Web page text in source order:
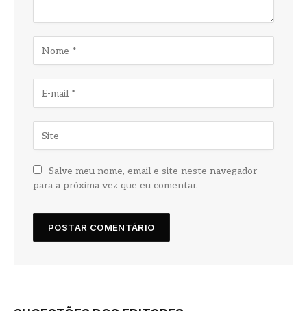
Salve meu nome, email e site neste navegador
para a próxima vez que eu comentar.